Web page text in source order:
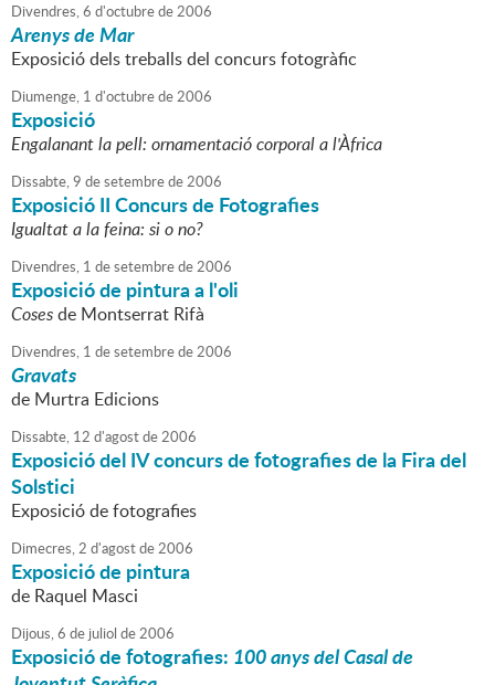
Divendres,6 d'octubrede2006
Arenys de Mar
Exposició dels treballs del concurs fotogràfic
Diumenge, 1 d'octubrede2006
Exposició
Engalanant la pell: ornamentació corporal a l'Àfrica
Dissabte,9 desetembrede2006
Exposició II Concurs de Fotografies
Igualtat a la feina: si o no?
Divendres, 1 desetembrede2006
Exposició de pintura a l'oli
Cosesde Montserrat Rifà
Divendres, 1 desetembrede2006
Gravats
de Murtra Edicions
Dissabte, 12 d'agostde2006
Exposició del IV concurs de fotografies de la Fira del
Solstici
Exposició de fotografies
Dimecres,2 d'agostde2006
Exposició de pintura
de Raquel Masci
Dijous,6 de juliol de2006
Exposició de fotografies: 100 anys del Casal de